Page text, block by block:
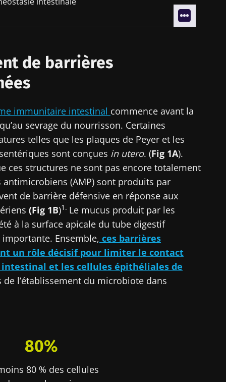
de barrières
immunitaire intestinal commence avant la
sevrage du nourrisson. Certaines
telles que les plaques de Peyer et les
sont conçues in utero. (Fig 1A).
ces structures ne sont pas encore totalement
(AMP) sont produits par
de barrière défensive en réponse aux
(Fig 1B)1. Le mucus produit par les
à la surface apicale du tube digestif
Ensemble, ces barrières
un rôle décisif pour limiter le contact
et les cellules épithéliales de
l’établissement du microbiote dans
80%
80 % des cellules
partez pas si vite !